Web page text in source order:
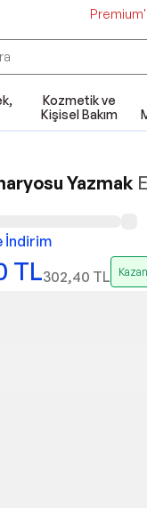
Kozmetik ve
Kişisel Bakım
Yazmak
İndirim
TL302,40 TL